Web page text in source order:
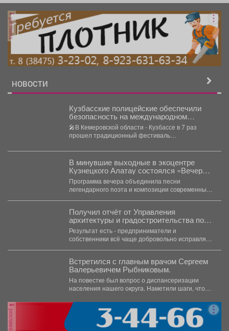
реклама
НОВОСТИ
Кузбасские полицейские обеспечили
безопасность на международном
музыкальном фестивале «Симфоночь»
🎤В Кемеровской области - Кузбассе в 7 раз
прошел традиционный фестиваль
В минувшие выходные в экоцентре
Кузнецкого Алатау состоялся «Вечер
бардовской песни», посвященный
творчеству поэта, писателя, барда
Владимира Высоцкого.
Программа вечера объединила песни
легендарного поэта и композиции современных
Получил отчёт от Управления
архитектуры и градостроительства по
борьбе с несанкционированной
рекламой и приведению фасадов в
порядок.
Результат есть - предприниматели и
собственники всё чаще добровольно исправляют
Встретился с главным врачом Сергеем
Валерьевичем Рыбниковым.
На повестке был вопрос о диспансеризации
населения нашего округа. Наметили шаги, чтобы
реклама